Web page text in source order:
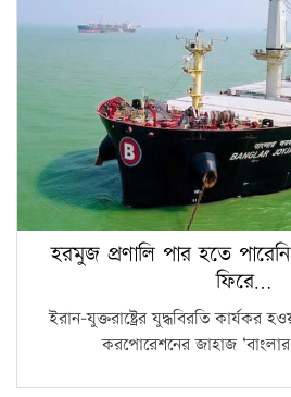
হরমুজ প্রণালি পার হতে পারেনি
ফিরে…
ইরান-যুক্তরাষ্ট্রের যুদ্ধবিরতি কার্যকর
করপোরেশনের জাহাজ